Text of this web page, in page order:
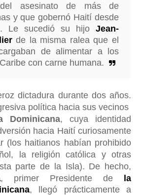
del asesinato de más de
y que gobernó Haití desde
Le sucedió su hijo Jean-
de la misma ralea que el
de alimentar a los
con carne humana.
dictadura durante dos años.
política hacia sus vecinos
Dominicana, cuya identidad
hacia Haití curiosamente
(los haitianos habían prohibido
la religión católica y otras
parte de la Isla). De hecho,
, primer Presidente de la
, llegó prácticamente a